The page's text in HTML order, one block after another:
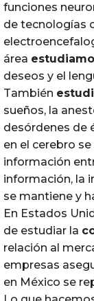
funciones
de tecnologías
área
deseos y el
También
sueños, la
desórdenes de
en el cerebro
información
información, la
se mantiene y
En Estados
de estudiar la
relación al
empresas
en México se